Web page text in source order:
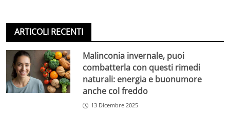
ARTICOLI RECENTI
Malinconia invernale, puoi
combatterla con questi rimedi
naturali: energia e buonumore
anche col freddo
13 Dicembre 2025